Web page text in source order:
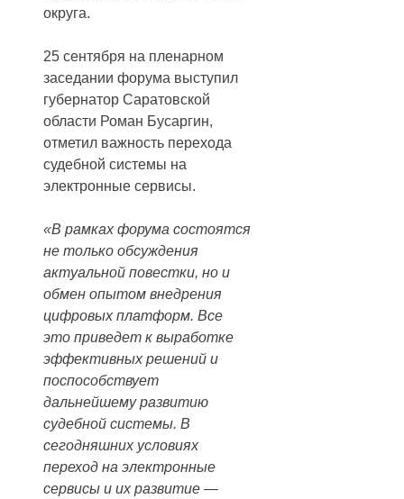
округа.
25 сентября на пленарном
заседании форума выступил
губернатор Саратовской
области Роман Бусаргин,
отметил важность перехода
судебной системы на
электронные сервисы.
«В рамках форума состоятся
не только обсуждения
актуальной повестки, но и
обмен опытом внедрения
цифровых платформ. Все
это приведет к выработке
эффективных решений и
поспособствует
дальнейшему развитию
судебной системы. В
сегодняшних условиях
переход на электронные
сервисы и их развитие —